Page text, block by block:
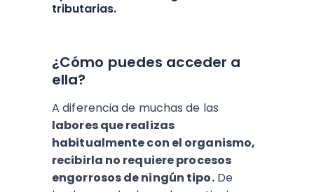
tributarias.
¿Cómo puedes acceder a
ella?
A diferencia de muchas de las
labores que realizas
habitualmente con el organismo,
recibirla no requiere procesos
engorrosos de ningún tipo.De